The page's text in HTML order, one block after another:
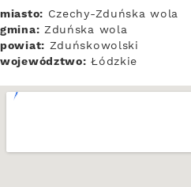
miasto: Czechy-Zduńska wola
gmina: Zduńska wola
powiat: Zduńskowolski
województwo: Łódzkie